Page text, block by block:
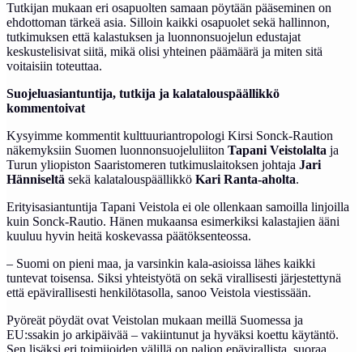
Tutkijan mukaan eri osapuolten samaan pöytään pääseminen on
ehdottoman tärkeä asia. Silloin kaikki osapuolet sekä hallinnon,
tutkimuksen että kalastuksen ja luonnonsuojelun edustajat
keskustelisivat siitä, mikä olisi yhteinen päämäärä ja miten sitä
voitaisiin toteuttaa.
Suojeluasiantuntija, tutkija ja kalatalouspäällikkö
kommentoivat
Kysyimme kommentit kulttuuriantropologi Kirsi Sonck-Raution
näkemyksiin Suomen luonnonsuojeluliiton Tapani Veistolalta ja
Turun yliopiston Saaristomeren tutkimuslaitoksen johtaja Jari
Hänniseltä sekä kalatalouspäällikkö Kari Ranta-aholta.
Erityisasiantuntija Tapani Veistola ei ole ollenkaan samoilla linjoilla
kuin Sonck-Rautio. Hänen mukaansa esimerkiksi kalastajien ääni
kuuluu hyvin heitä koskevassa päätöksenteossa.
– Suomi on pieni maa, ja varsinkin kala-asioissa lähes kaikki
tuntevat toisensa. Siksi yhteistyötä on sekä virallisesti järjestettynä
että epävirallisesti henkilötasolla, sanoo Veistola viestissään.
Pyöreät pöydät ovat Veistolan mukaan meillä Suomessa ja
EU:ssakin jo arkipäivää – vakiintunut ja hyväksi koettu käytäntö.
Sen lisäksi eri toimijoiden välillä on paljon epävirallista, suoraa